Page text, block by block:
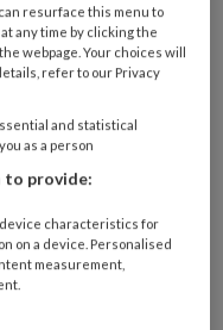
resurface this menu to
any time by clicking the
webpage. Your choices will
refer to our Privacy
and statistical
as a person
to provide:
characteristics for
on a device. Personalised
measurement,